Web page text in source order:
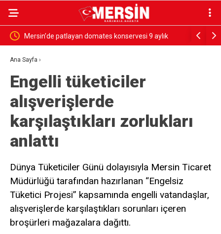
Mersin’de patlayan domates konservesi 9 aylık
bebeği yaktı
SESSİZ
Ana Sayfa ›
Engelli tüketiciler
alışverişlerde
karşılaştıkları zorlukları
anlattı
Dünya Tüketiciler Günü dolayısıyla Mersin Ticaret
Müdürlüğü tarafından hazırlanan “Engelsiz
Tüketici Projesi” kapsamında engelli vatandaşlar,
alışverişlerde karşılaştıkları sorunları içeren
broşürleri mağazalara dağıttı.